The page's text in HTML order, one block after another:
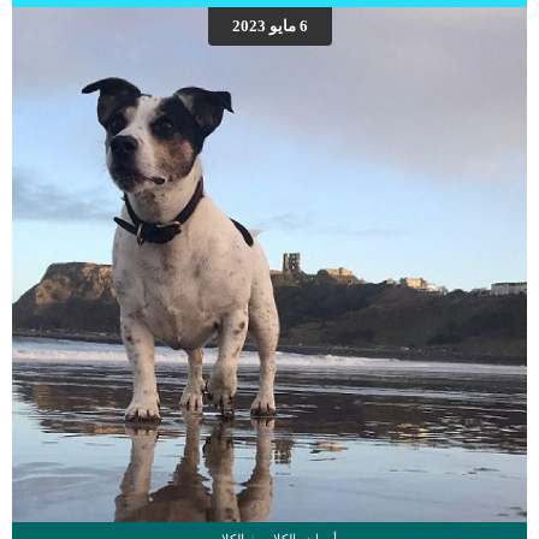
طبيعية للمرض. كما يقوم المخ بتسجيل آلية التصرف عند مواجهة أي نوع من هذه
عملية التطعيم من العدوى نوع من خداع الجهاز المناعي. اقرأ أيضا:جدول تطعيم الكلاب –
6 مايو 2023